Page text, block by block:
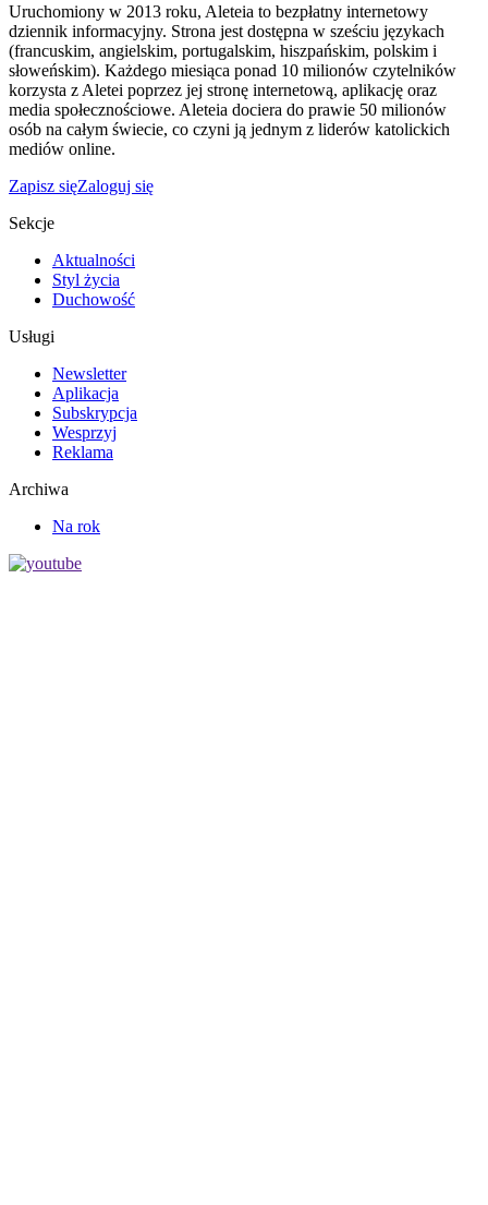
Uruchomiony w 2013 roku, Aleteia to bezpłatny internetowy
dziennik informacyjny. Strona jest dostępna w sześciu językach
(francuskim, angielskim, portugalskim, hiszpańskim, polskim i
słoweńskim). Każdego miesiąca ponad 10 milionów czytelników
korzysta z Aletei poprzez jej stronę internetową, aplikację oraz
media społecznościowe. Aleteia dociera do prawie 50 milionów
osób na całym świecie, co czyni ją jednym z liderów katolickich
mediów online.
Zapisz sięZaloguj się
Sekcje
Aktualności
Styl życia
Duchowość
Usługi
Newsletter
Aplikacja
Subskrypcja
Wesprzyj
Reklama
Archiwa
Na rok